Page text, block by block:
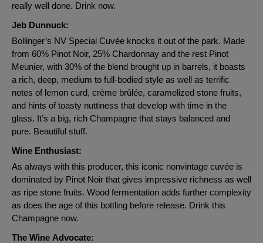
really well done. Drink now.
Jeb Dunnuck:
Bollinger’s NV Special Cuvée knocks it out of the park. Made
from 60% Pinot Noir, 25% Chardonnay and the rest Pinot
Meunier, with 30% of the blend brought up in barrels, it boasts
a rich, deep, medium to full-bodied style as well as terrific
notes of lemon curd, crème brûlée, caramelized stone fruits,
and hints of toasty nuttiness that develop with time in the
glass. It’s a big, rich Champagne that stays balanced and
pure. Beautiful stuff.
Wine Enthusiast:
As always with this producer, this iconic nonvintage cuvée is
dominated by Pinot Noir that gives impressive richness as well
as ripe stone fruits. Wood fermentation adds further complexity
as does the age of this bottling before release. Drink this
Champagne now.
The Wine Advocate: